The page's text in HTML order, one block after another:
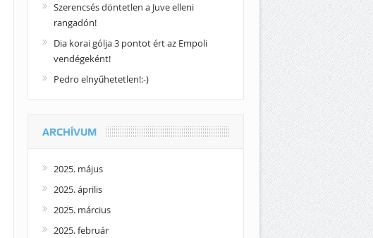
Szerencsés döntetlen a Juve elleni
rangadón!
Dia korai gólja 3 pontot ért az Empoli
vendégeként!
Pedro elnyűhetetlen!:-)
ARCHÍVUM
2025. május
2025. április
2025. március
2025. február